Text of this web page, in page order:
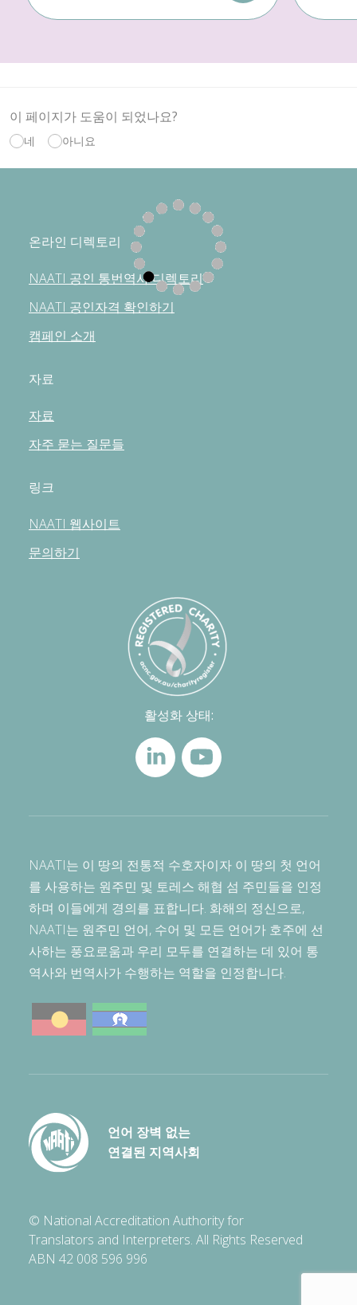
이 페이지가 도움이 되었나요?
네 아니요
온라인 디렉토리
NAATI 공인 통번역사 디렉토리
NAATI 공인자격 확인하기
캠페인 소개
자료
자료
자주 묻는 질문들
링크
NAATI 웹사이트
문의하기
활성화 상태:
NAATI는 이 땅의 전통적 수호자이자 이 땅의 첫 언어
를 사용하는 원주민 및 토레스 해협 섬 주민들을 인정
하며 이들에게 경의를 표합니다. 화해의 정신으로,
NAATI는 원주민 언어, 수어 및 모든 언어가 호주에 선
사하는 풍요로움과 우리 모두를 연결하는 데 있어 통
역사와 번역사가 수행하는 역할을 인정합니다.
언어 장벽 없는
연결된 지역사회
© National Accreditation Authority for
Translators and Interpreters. All Rights Reserved
ABN 42 008 596 996